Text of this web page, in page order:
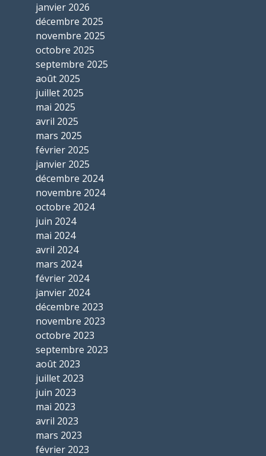
janvier 2026
décembre 2025
novembre 2025
octobre 2025
septembre 2025
août 2025
juillet 2025
mai 2025
avril 2025
mars 2025
février 2025
janvier 2025
décembre 2024
novembre 2024
octobre 2024
juin 2024
mai 2024
avril 2024
mars 2024
février 2024
janvier 2024
décembre 2023
novembre 2023
octobre 2023
septembre 2023
août 2023
juillet 2023
juin 2023
mai 2023
avril 2023
mars 2023
février 2023